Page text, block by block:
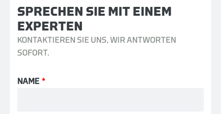
SPRECHEN SIE MIT EINEM
EXPERTEN
KONTAKTIEREN SIE UNS, WIR ANTWORTEN
SOFORT.
NAME *